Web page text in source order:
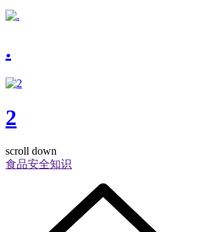
.
2
scroll down
食品安全知识